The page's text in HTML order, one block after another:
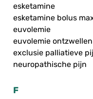
esketamine
esketamine bolus
euvolemie
euvolemie ontzwellen
exclusie palliatieve
neuropathische pijn
F